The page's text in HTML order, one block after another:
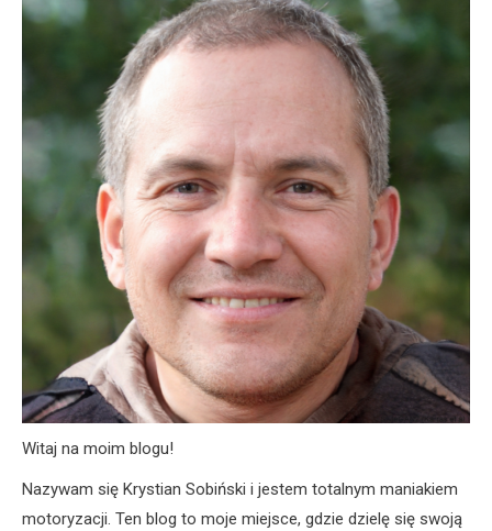
Witaj na moim blogu!
Nazywam się Krystian Sobiński i jestem totalnym maniakiem
motoryzacji. Ten blog to moje miejsce, gdzie dzielę się swoją